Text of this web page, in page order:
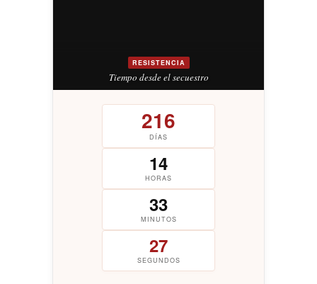
RESISTENCIA
Tiempo desde el secuestro
216
DÍAS
14
HORAS
33
MINUTOS
28
SEGUNDOS